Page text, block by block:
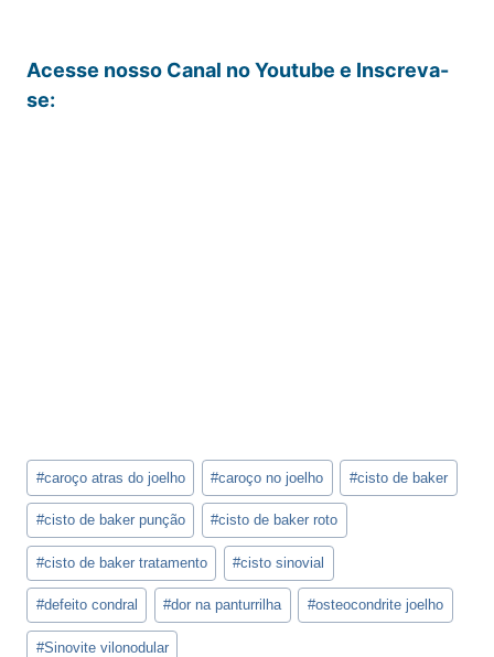
Acesse nosso Canal no Youtube e Inscreva-
se:
Tags
do
Post:
#caroço atras do joelho #caroço no joelho #cisto de baker
#cisto de baker punção #cisto de baker roto
#cisto de baker tratamento #cisto sinovial
#defeito condral #dor na panturrilha #osteocondrite joelho
#Sinovite vilonodular